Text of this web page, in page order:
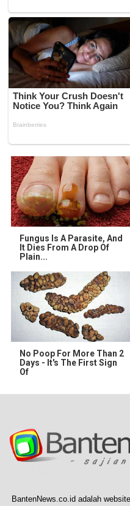
Fungus Is A Parasite, And
It Dies From A Drop Of
Plain...
No Poop For More Than 2
Days - It's The First Sign
Of
BantenNews.co.id adalah